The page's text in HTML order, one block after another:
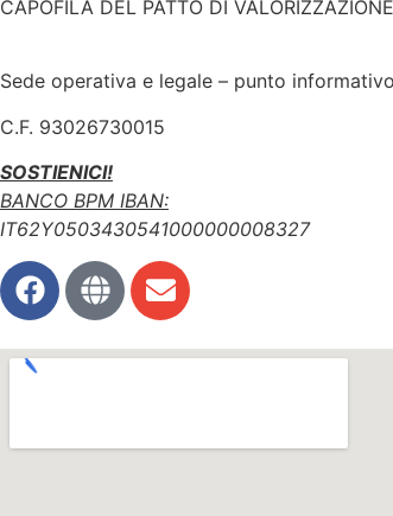
CAPOFILA DEL PATTO DI VALORIZZAZIONE
Sede operativa e legale – punto
C.F. 93026730015
SOSTIENICI!
BANCO BPM IBAN:
IT62Y0503430541000000008327